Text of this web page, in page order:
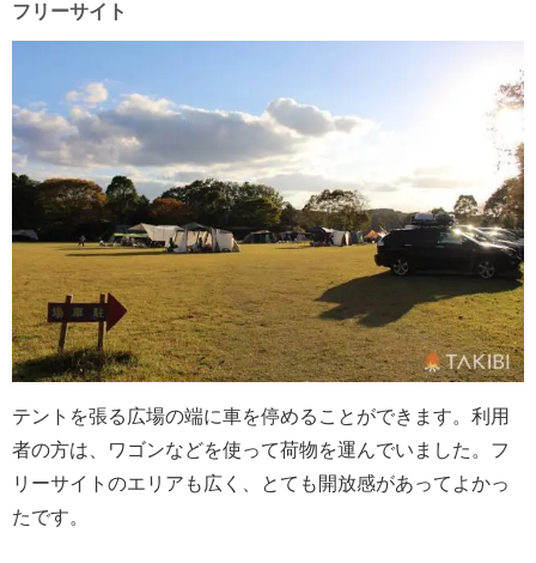
フリーサイト
テントを張る広場の端に車を停めることができます。利用
者の方は、ワゴンなどを使って荷物を運んでいました。フ
リーサイトのエリアも広く、とても開放感があってよかっ
たです。